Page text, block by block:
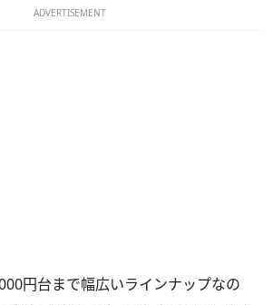
ADVERTISEMENT
円台まで幅広いラインナップなの